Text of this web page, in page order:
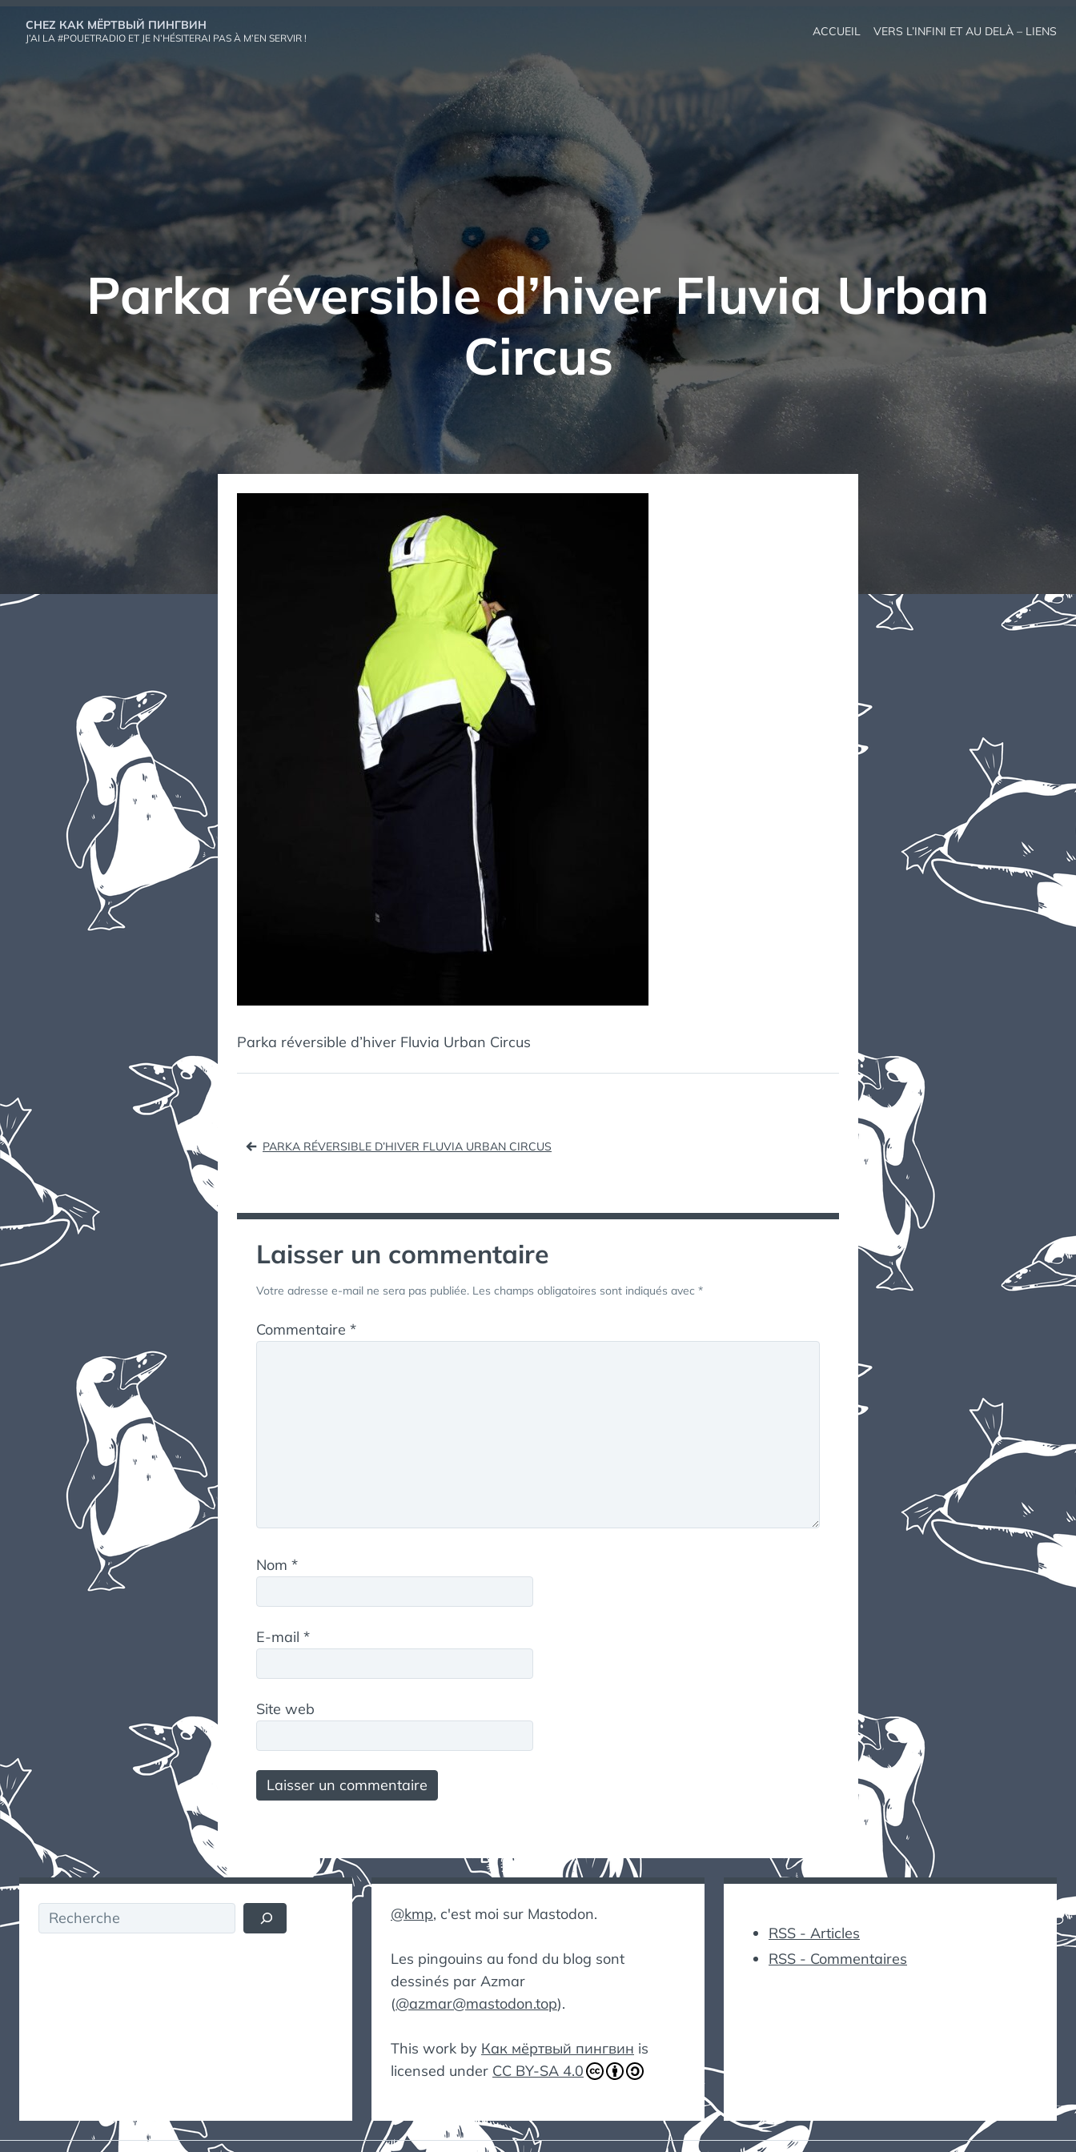
CHEZ КАК МЁРТВЫЙ ПИНГВИН
J’AI LA #POUETRADIO ET JE N’HÉSITERAI PAS À M’EN SERVIR ! ACCUEIL VERS L’INFINI ET AU DELÀ – LIENS
Parka réversible d’hiver Fluvia Urban
Circus
Parka réversible d’hiver Fluvia Urban Circus
Navigation
l’article
PARKA RÉVERSIBLE D’HIVER FLUVIA URBAN CIRCUS
Laisser un commentaire
Votre adresse e-mail ne sera pas publiée. Les champs obligatoires sont indiqués avec *
Commentaire *
Nom *
E-mail *
Site web
Rechercher @kmp, c'est moi sur Mastodon.
Les pingouins au fond du blog sont
dessinés par Azmar
(@azmar@mastodon.top).
This work by Как мёртвый пингвин is
licensed under CC BY-SA 4.0
RSS - Articles
RSS - Commentaires